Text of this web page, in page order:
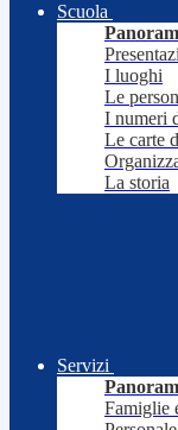
Scuola
I luoghi
Le
I numeri
Le carte
La storia
Servizi
Famiglie